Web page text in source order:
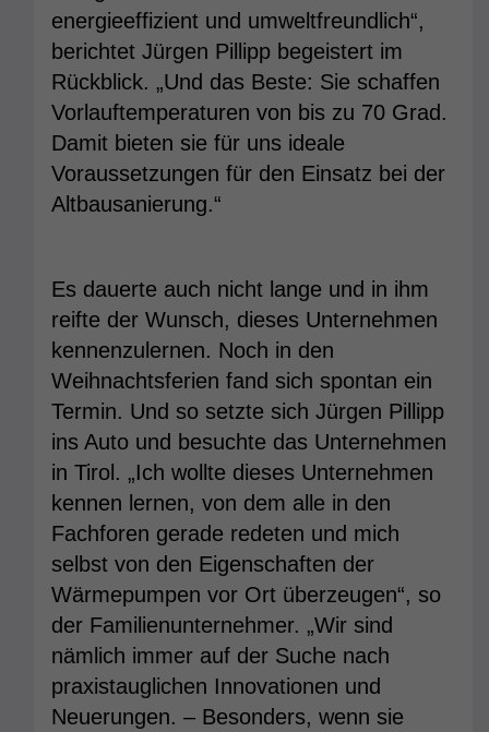
energieeffizient und umweltfreundlich“,
berichtet Jürgen Pillipp begeistert im
Rückblick. „Und das Beste: Sie schaffen
Vorlauftemperaturen von bis zu 70 Grad.
Damit bieten sie für uns ideale
Voraussetzungen für den Einsatz bei der
Altbausanierung.“
Es dauerte auch nicht lange und in ihm
reifte der Wunsch, dieses Unternehmen
kennenzulernen. Noch in den
Weihnachtsferien fand sich spontan ein
Termin. Und so setzte sich Jürgen Pillipp
ins Auto und besuchte das Unternehmen
in Tirol. „Ich wollte dieses Unternehmen
kennen lernen, von dem alle in den
Fachforen gerade redeten und mich
selbst von den Eigenschaften der
Wärmepumpen vor Ort überzeugen“, so
der Familienunternehmer. „Wir sind
nämlich immer auf der Suche nach
praxistauglichen Innovationen und
Neuerungen. – Besonders, wenn sie